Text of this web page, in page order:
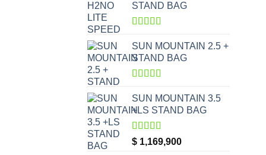
STAND BAG
con5.00de
5
SUN MOUNTAIN 2.5 +
STAND BAG
con5.00de
5
SUN MOUNTAIN 3.5
+LS STAND BAG
Valorado
con
5.00de
$ 1,169,900